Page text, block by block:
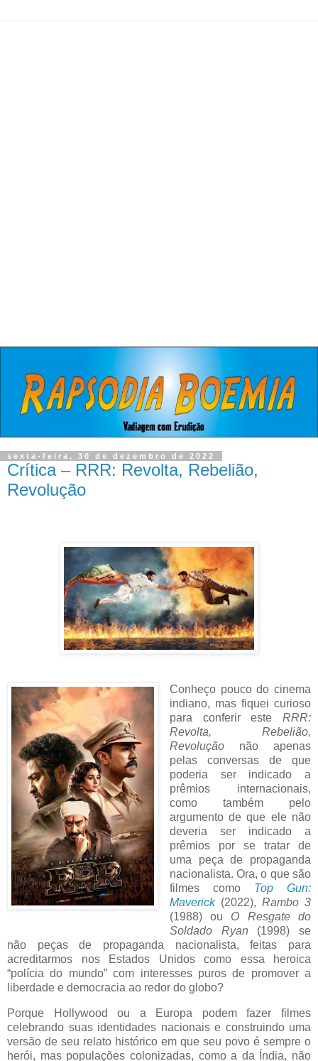
sexta-feira, 30 de dezembro de 2022
Crítica – RRR: Revolta, Rebelião,
Revolução
Conheço pouco do cinema
indiano, mas fiquei curioso
para conferir este RRR:
Revolta, Rebelião,
Revoluçãonão apenas
pelas conversas de que
poderia ser indicado a
prêmios internacionais,
como também pelo
argumento de que ele não
deveria ser indicado a
prêmios por se tratar de
uma peça de propaganda
nacionalista. Ora, o que são
filmes como Top Gun:
Maverick(2022), Rambo 3
(1988) ou O Resgate do
Soldado Ryan (1998) se
não peças de propaganda nacionalista, feitas para
acreditarmos nos Estados Unidos como essa heroica
“polícia do mundo” com interesses puros de promover a
liberdade e democracia ao redor do globo?
Porque Hollywood ou a Europa podem fazer filmes
celebrando suas identidades nacionais e construindo uma
versão de seu relato histórico em que seu povo é sempre o
herói, mas populações colonizadas, como a da Índia, não